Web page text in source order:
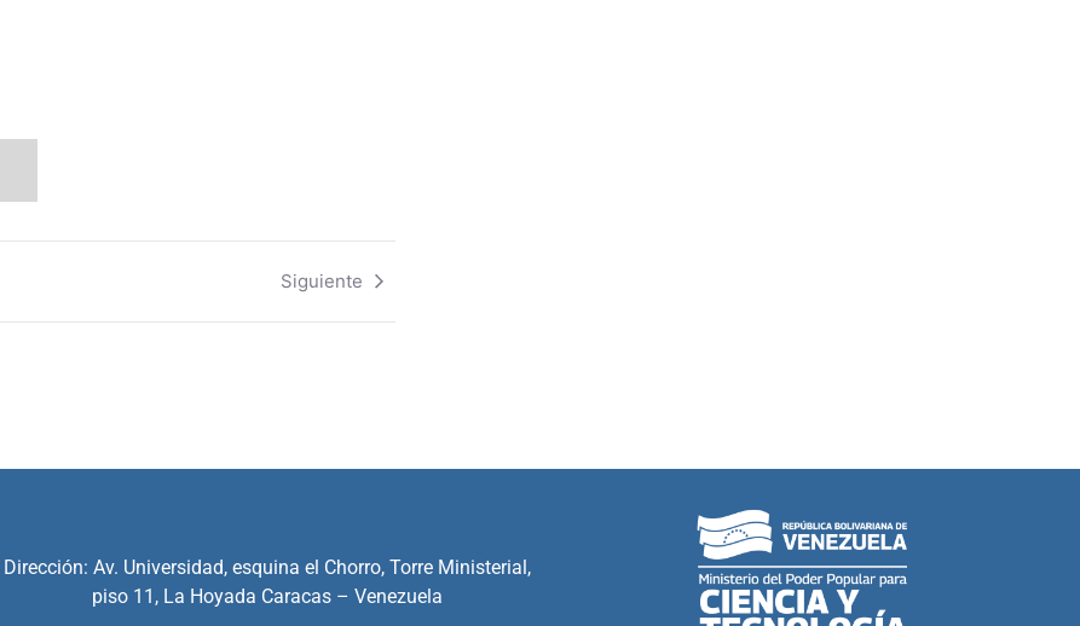
Siguiente
Dirección: Av. Universidad, esquina el Chorro, Torre Ministerial,
piso 11, La Hoyada Caracas – Venezuela